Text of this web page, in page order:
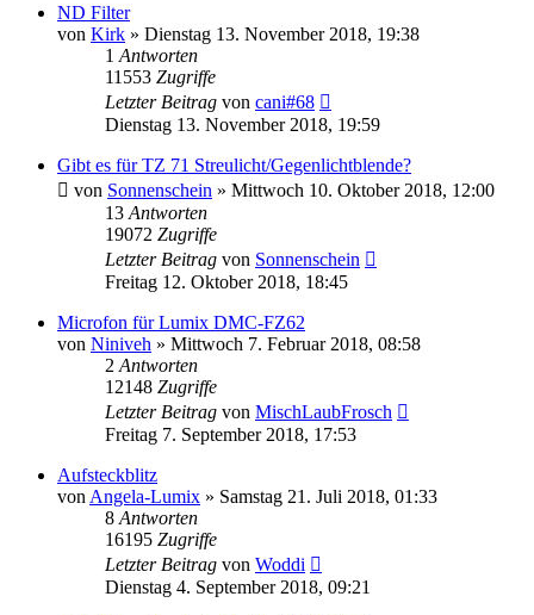
ND Filter
von Kirk » Dienstag 13. November 2018, 19:38
1 Antworten
11553 Zugriffe
Letzter Beitrag von cani#68
Dienstag 13. November 2018, 19:59
Gibt es für TZ 71 Streulicht/Gegenlichtblende?
von Sonnenschein » Mittwoch 10. Oktober 2018, 12:00
13 Antworten
19072 Zugriffe
Letzter Beitrag von Sonnenschein
Freitag 12. Oktober 2018, 18:45
Microfon für Lumix DMC-FZ62
von Niniveh » Mittwoch 7. Februar 2018, 08:58
2 Antworten
12148 Zugriffe
Letzter Beitrag von MischLaubFrosch
Freitag 7. September 2018, 17:53
Aufsteckblitz
von Angela-Lumix » Samstag 21. Juli 2018, 01:33
8 Antworten
16195 Zugriffe
Letzter Beitrag von Woddi
Dienstag 4. September 2018, 09:21